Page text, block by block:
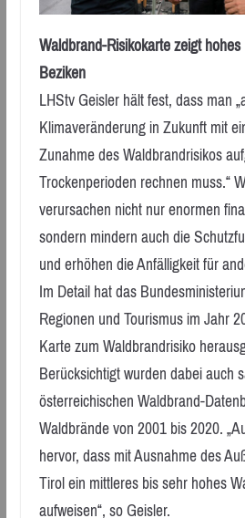
Waldbrand-Risikokarte zeigt
Beziken
LHStv Geisler hält fest, dass man
Klimaveränderung in Zukunft mit
Zunahme des Waldbrandrisikos
Trockenperioden rechnen muss.“
verursachen nicht nur enormen
sondern mindern auch die
und erhöhen die Anfälligkeit für
Im Detail hat das
Regionen und Tourismus im Jahr
Karte zum Waldbrandrisiko
Berücksichtigt wurden dabei auch
österreichischen Waldbrand-
Waldbrände von 2001 bis 2020.
hervor, dass mit Ausnahme des
Tirol ein mittleres bis sehr hohes
aufweisen“, so Geisler.